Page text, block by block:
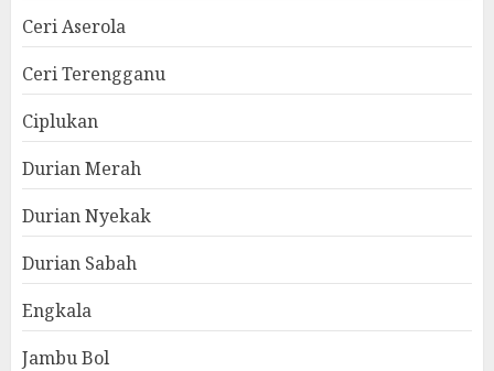
Ceri Aserola
Ceri Terengganu
Ciplukan
Durian Merah
Durian Nyekak
Durian Sabah
Engkala
Jambu Bol